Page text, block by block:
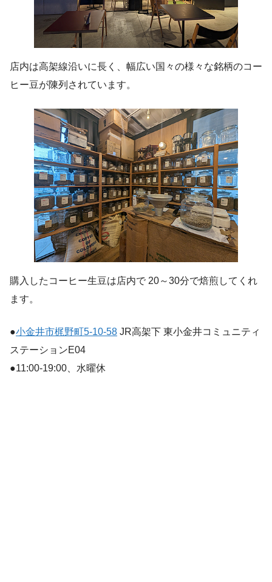
店内は高架線沿いに長く、幅広い国々の様々な銘柄のコー
ヒー豆が陳列されています。
購入したコーヒー生豆は店内で 20～30分で焙煎してくれ
ます。
●小金井市梶野町5-10-58 JR高架下 東小金井コミュニティ
ステーションE04
●11:00-19:00、水曜休